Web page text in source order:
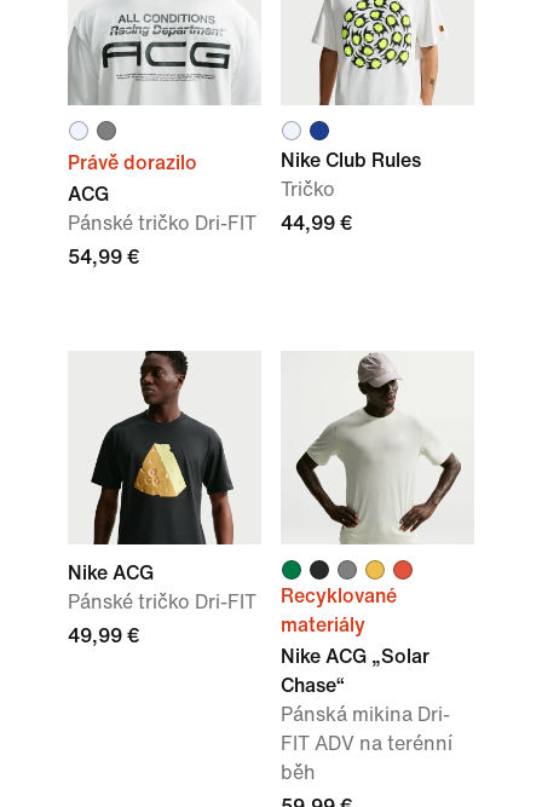
Právě dorazilo
ACG
Pánské tričko Dri-FIT
54,99 €
Nike Club Rules
Tričko
44,99 €
Nike ACG
Pánské tričko Dri-FIT
49,99 €
Recyklované
materiály
Nike ACG „Solar
Chase“
Pánská mikina Dri-
FIT ADV na terénní
běh